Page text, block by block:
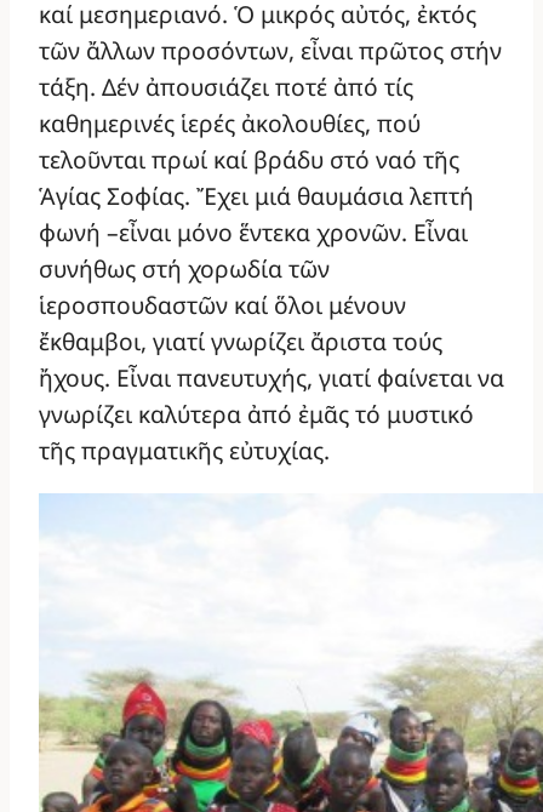
καί μεσημεριανό. Ὁ μικρός αὐτός, ἐκτός
τῶν ἄλλων προσόντων, εἶναι πρῶτος στήν
τάξη. Δέν ἀπουσιάζει ποτέ ἀπό τίς
καθημερινές ἱερές ἀκολουθίες, πού
τελοῦνται πρωί καί βράδυ στό ναό τῆς
Ἁγίας Σοφίας. Ἔχει μιά θαυμάσια λεπτή
φωνή –εἶναι μόνο ἕντεκα χρονῶν. Εἶναι
συνήθως στή χορωδία τῶν
ἱεροσπουδαστῶν καί ὅλοι μένουν
ἔκθαμβοι, γιατί γνωρίζει ἄριστα τούς
ἤχους. Εἶναι πανευτυχής, γιατί φαίνεται να
γνωρίζει καλύτερα ἀπό ἐμᾶς τό μυστικό
τῆς πραγματικῆς εὐτυχίας.